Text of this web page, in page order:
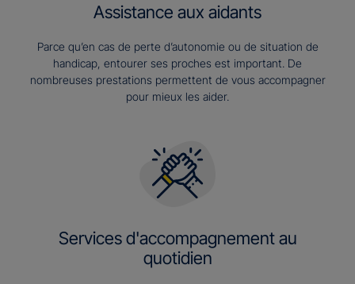
Assistance aux aidants
Parce qu’en cas de perte d’autonomie ou de situation de
handicap, entourer ses proches est important. De
nombreuses prestations permettent de vous accompagner
pour mieux les aider.
Services d'accompagnement au
quotidien